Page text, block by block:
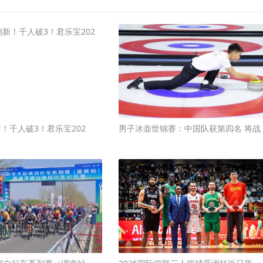
千人破3！君乐宝202 男子冰壶世锦赛：中国队获第四名 将战